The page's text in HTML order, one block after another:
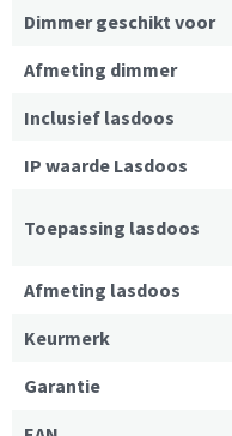
Dimmer geschikt voor
Afmeting dimmer
Inclusief lasdoos
IP waarde Lasdoos
Toepassing lasdoos
Afmeting lasdoos
Keurmerk
Garantie